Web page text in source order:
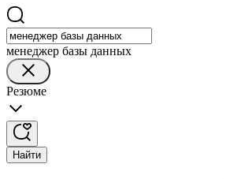
менеджер базы данных
Резюме
Найти